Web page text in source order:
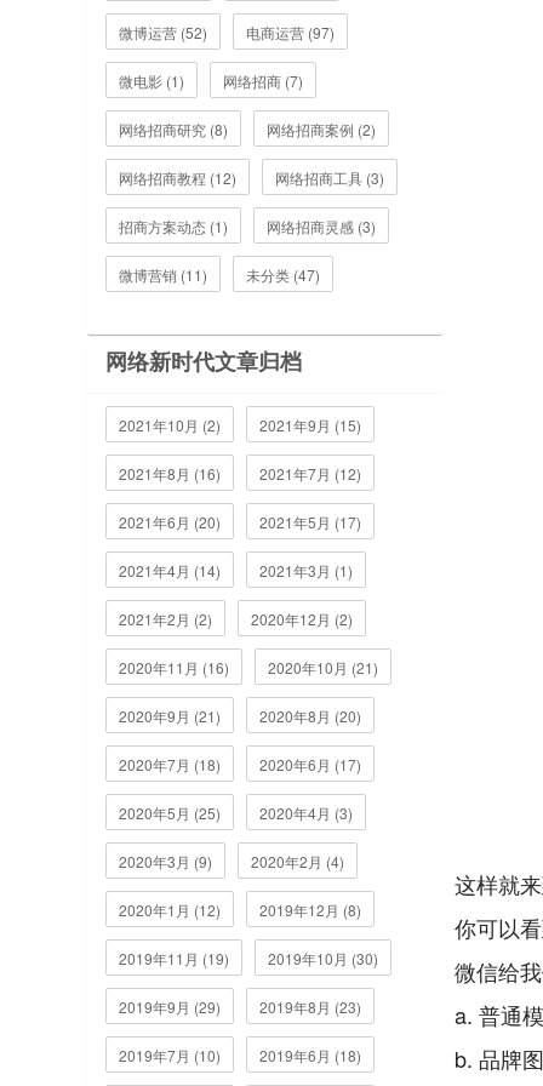
微博运营 (52) 电商运营 (97)
微电影 (1) 网络招商 (7)
网络招商研究 (8) 网络招商案例 (2)
网络招商教程 (12) 网络招商工具 (3)
招商方案动态 (1) 网络招商灵感 (3)
微博营销 (11) 未分类 (47)
网络新时代文章归档
2021年10月 (2) 2021年9月 (15)
2021年8月 (16) 2021年7月 (12)
2021年6月 (20) 2021年5月 (17)
2021年4月 (14) 2021年3月 (1)
2021年2月 (2) 2020年12月 (2)
2020年11月 (16) 2020年10月 (21)
2020年9月 (21) 2020年8月 (20)
2020年7月 (18) 2020年6月 (17)
2020年5月 (25) 2020年4月 (3)
2020年3月 (9) 2020年2月 (4)
2020年1月 (12) 2019年12月 (8)
2019年11月 (19) 2019年10月 (30)
2019年9月 (29) 2019年8月 (23)
2019年7月 (10) 2019年6月 (18)
这样就
你可以
微信给
a. 普通
b. 品牌